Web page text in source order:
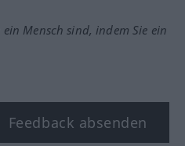
Mensch sind, indem Sie ein
Feedback absenden